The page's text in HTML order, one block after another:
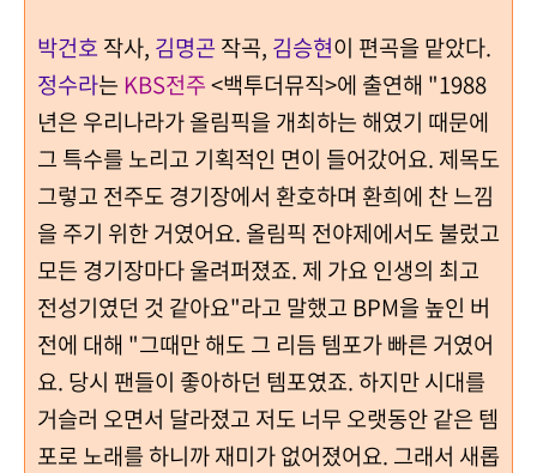
박건호 작사, 김명곤 작곡, 김승현이 편곡을 맡았다.
정수라는 KBS전주<백투더뮤직>에 출연해 "1988
년은 우리나라가 올림픽을 개최하는 해였기 때문에
그 특수를 노리고 기획적인 면이 들어갔어요. 제목도
그렇고 전주도 경기장에서 환호하며 환희에 찬 느낌
을 주기 위한 거였어요. 올림픽 전야제에서도 불렀고
모든 경기장마다 울려퍼졌죠. 제 가요 인생의 최고
전성기였던 것 같아요"라고 말했고 BPM을 높인 버
전에 대해 "그때만 해도 그 리듬 템포가 빠른 거였어
요. 당시 팬들이 좋아하던 템포였죠. 하지만 시대를
거슬러 오면서 달라졌고 저도 너무 오랫동안 같은 템
포로 노래를 하니까 재미가 없어졌어요. 그래서 새롭